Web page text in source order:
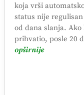
koja vrši
status nije
od dana slanja.
prihvatio, posle 20
opširnije